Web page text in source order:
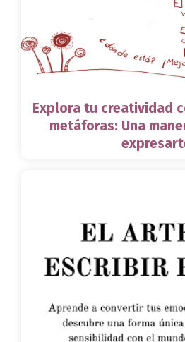
Explora tu creatividad
metáforas: Una